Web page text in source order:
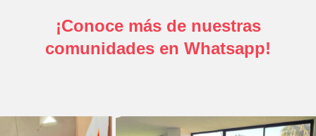
¡Conoce más de nuestras
comunidades en Whatsapp!